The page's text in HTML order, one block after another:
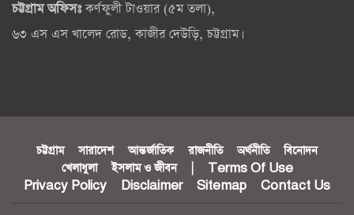
চট্টগ্রাম অফিসঃকর্ণফুলী টাওয়ার (৫ম তলা),
৬৩ এস এস খালেদ রোড, কাজীর দেউড়ি, চট্টগ্রাম।
চট্টগ্রাম সারাদেশ আন্তর্জাতিক রাজনীতি অর্থনীতি
বিনোদন
খেলাধুলা
ইসলাম ও জীবন
Terms Of Use
Privacy Policy
Disclaimer Sitemap Contact Us